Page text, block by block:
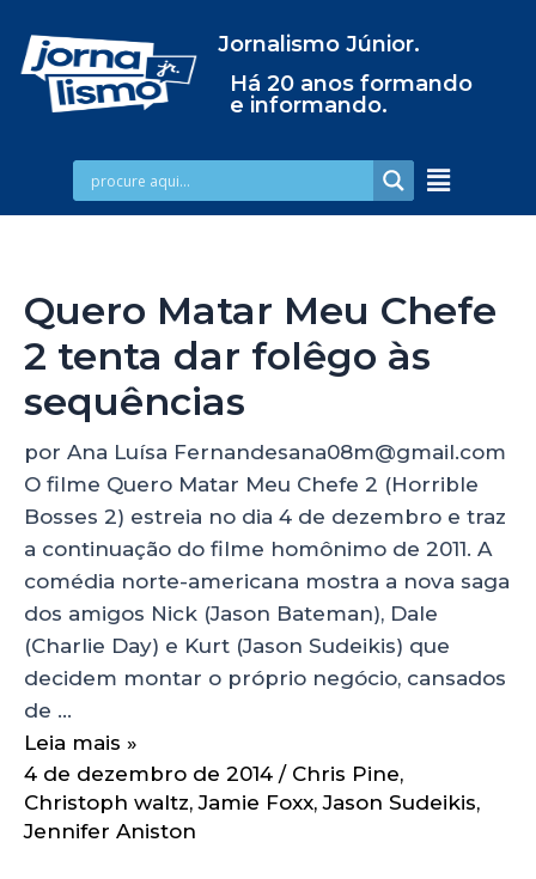
Jornalismo Júnior.
Há 20 anos formando
e informando.
Quero Matar Meu Chefe
2 tenta dar folêgo às
sequências
por Ana Luísa Fernandesana08m@gmail.com
O filme Quero Matar Meu Chefe 2 (Horrible
Bosses 2) estreia no dia 4 de dezembro e traz
a continuação do filme homônimo de 2011. A
comédia norte-americana mostra a nova saga
dos amigos Nick (Jason Bateman), Dale
(Charlie Day) e Kurt (Jason Sudeikis) que
decidem montar o próprio negócio, cansados
de …
Leia mais »
4 de dezembro de 2014 / Chris Pine,
Christoph waltz,Jamie Foxx,Jason Sudeikis,
Jennifer Aniston